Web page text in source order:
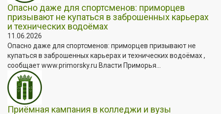
Опасно даже для спортсменов: приморцев
призывают не купаться в заброшенных карьерах
и технических водоёмах
11.06.2026
Опасно даже для спортсменов: приморцев призывают не
купаться в заброшенных карьерах и технических водоёмах ,
сообщает www.primorsky.ru Власти Приморья...
Приёмная кампания в колледжи и вузы